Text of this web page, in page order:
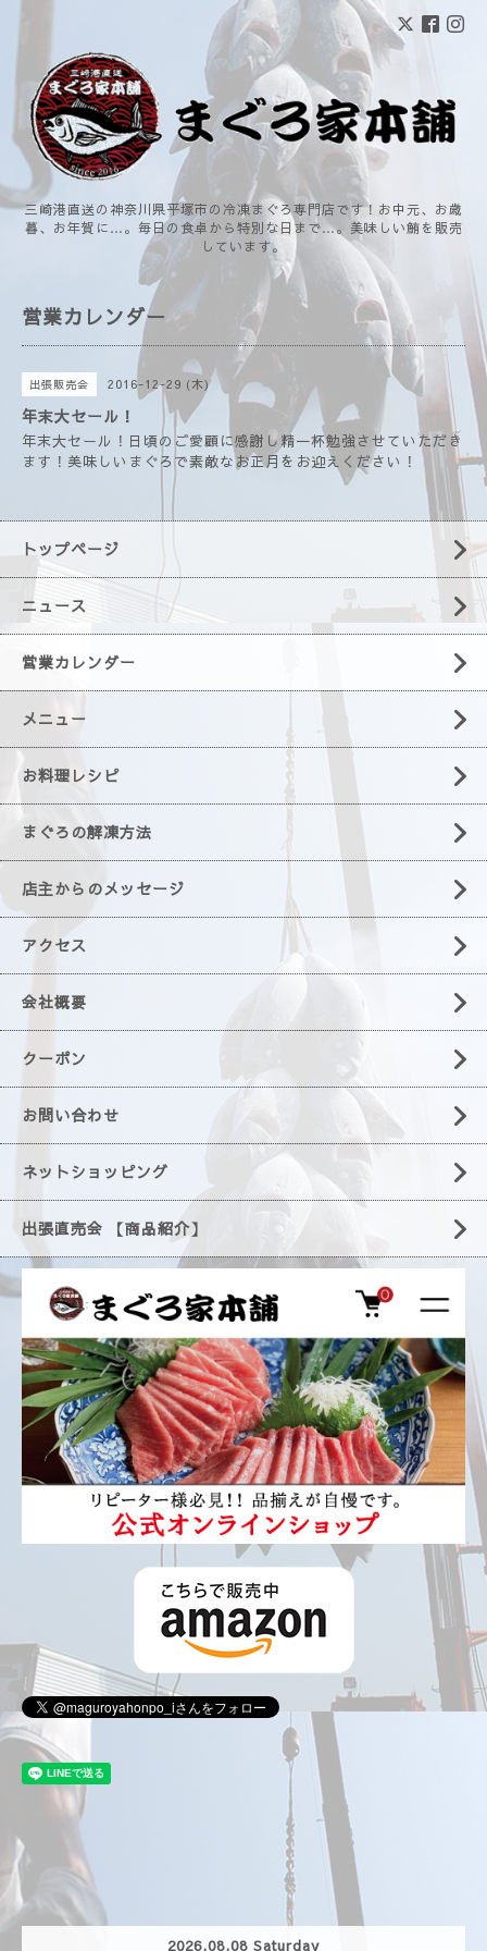
三崎港直送の神奈川県平塚市の冷凍まぐろ専門店です！お中元、お歳
暮、お年賀に…。毎日の食卓から特別な日まで…。美味しい鮪を販売
しています。
営業カレンダー
出張販売会 2016-12-29 (木)
年末大セール！
年末大セール！日頃のご愛顧に感謝し精一杯勉強させていただき
ます！美味しいまぐろで素敵なお正月をお迎えください！
トップページ
ニュース
営業カレンダー
メニュー
お料理レシピ
まぐろの解凍方法
店主からのメッセージ
アクセス
会社概要
クーポン
お問い合わせ
ネットショッピング
出張直売会 【商品紹介】
2026.08.08 Saturday